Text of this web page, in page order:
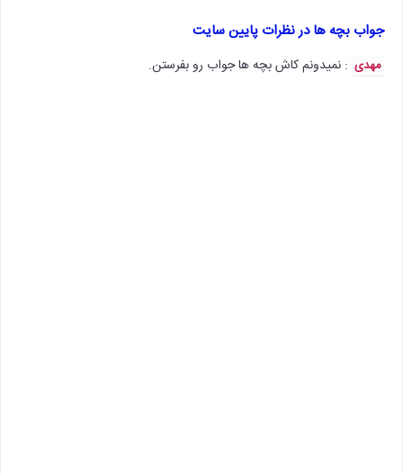
جواب بچه ها در نظرات پایین سایت
مهدی : نمیدونم کاش بچه ها جواب رو بفرستن.